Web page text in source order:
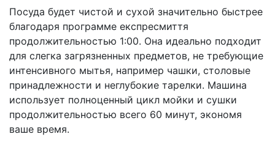
Посуда будет чистой и сухой значительно быстрее
благодаря программе експресмиття
продолжительностью 1:00. Она идеально подходит
для слегка загрязненных предметов, не требующие
интенсивного мытья, например чашки, столовые
принадлежности и неглубокие тарелки. Машина
использует полноценный цикл мойки и сушки
продолжительностью всего 60 минут, экономя
ваше время.